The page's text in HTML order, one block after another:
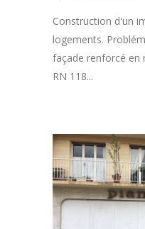
Construction d'un
logements.
façade renforcé en
RN 118...